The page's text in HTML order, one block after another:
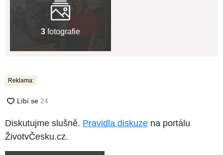
3 fotografie
Reklama:
Diskutujme slušně. Pravidla diskuze na portálu
ŽivotvČesku.cz.